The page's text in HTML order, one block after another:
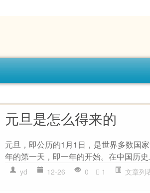
元旦是怎么得来的
元旦，即公历的1月1日，是世界多数国
年的第一天，即一年的开始。在中国历
yd 12-26 0 1 文章列